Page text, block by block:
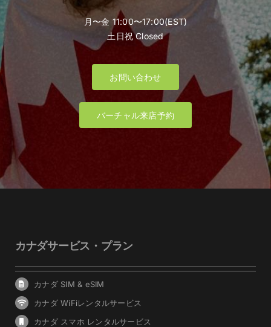
月〜金 11:00〜17:00(EST)
土日祝 Closed
お問い合わせ
バーチャル来店予約
カナダサービス・プラン
カナダ SIM & eSIM
カナダ WiFiレンタルサービス
カナダ スマホ レンタルサービス